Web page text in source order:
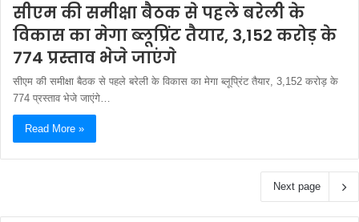
सीएम की समीक्षा बैठक से पहले बरेली के
विकास का मेगा ब्लूप्रिंट तैयार, 3,152 करोड़ के
774 प्रस्ताव भेजे जाएंगे
सीएम की समीक्षा बैठक से पहले बरेली के विकास का मेगा ब्लूप्रिंट तैयार, 3,152 करोड़ के
774 प्रस्ताव भेजे जाएंगे…
Read More »
Next page